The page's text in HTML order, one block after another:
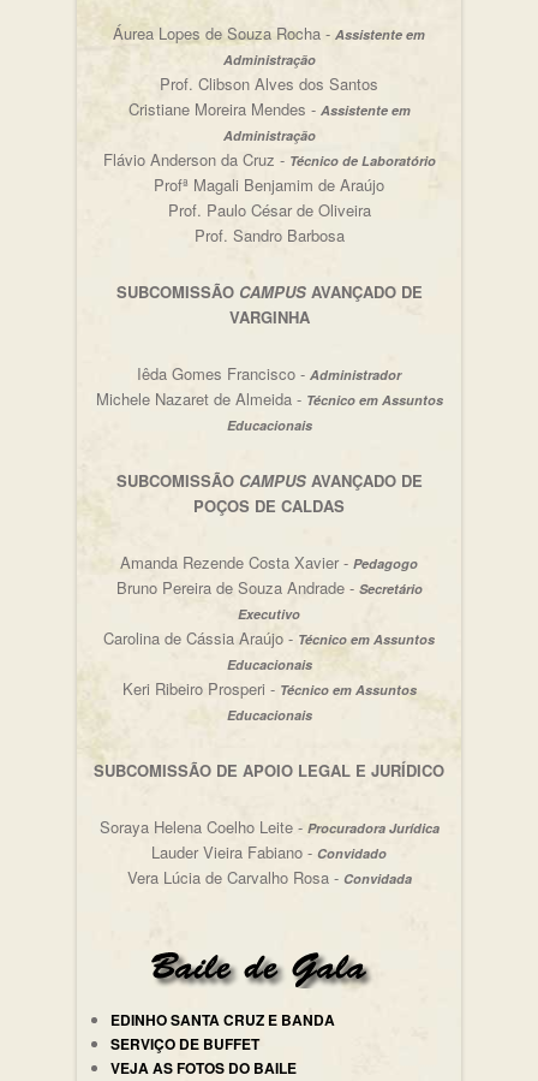
Áurea Lopes de Souza Rocha - Assistente em
Administração
Prof. Clibson Alves dos Santos
Cristiane Moreira Mendes - Assistente em
Administração
Flávio Anderson da Cruz - Técnico de Laboratório
Profª Magali Benjamim de Araújo
Prof. Paulo César de Oliveira
Prof. Sandro Barbosa
SUBCOMISSÃO CAMPUSAVANÇADO DE
VARGINHA
Iêda Gomes Francisco - Administrador
Michele Nazaret de Almeida - Técnico em Assuntos
Educacionais
SUBCOMISSÃO CAMPUSAVANÇADO DE
POÇOS DE CALDAS
Amanda Rezende Costa Xavier - Pedagogo
Bruno Pereira de Souza Andrade - Secretário
Executivo
Carolina de Cássia Araújo - Técnico em Assuntos
Educacionais
Keri Ribeiro Prosperi - Técnico em Assuntos
Educacionais
SUBCOMISSÃO DE APOIO LEGAL E JURÍDICO
Soraya Helena Coelho Leite - Procuradora Jurídica
Lauder Vieira Fabiano - Convidado
Vera Lúcia de Carvalho Rosa - Convidada
EDINHO SANTA CRUZ E BANDA
SERVIÇO DE BUFFET
VEJA AS FOTOS DO BAILE